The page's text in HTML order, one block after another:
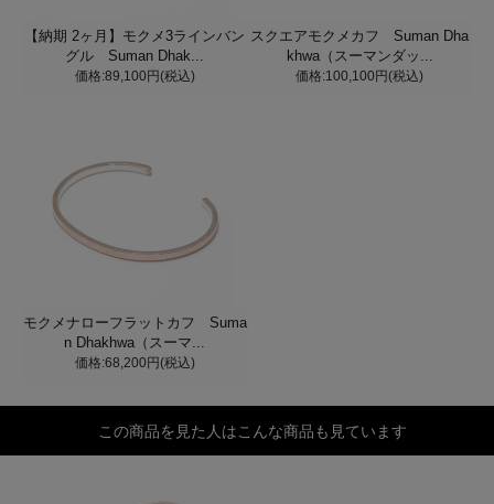
【納期 2ヶ月】モクメ3ラインバン
グル Suman Dhak...
価格:89,100円(税込)
スクエアモクメカフ Suman Dha
khwa（スーマンダッ...
価格:100,100円(税込)
モクメナローフラットカフ Suma
n Dhakhwa（スーマ...
価格:68,200円(税込)
この商品を見た人はこんな商品も見ています